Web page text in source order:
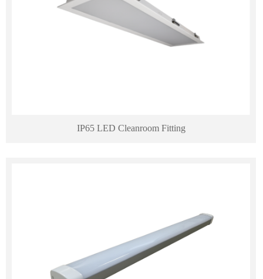
IP65 LED Cleanroom Fitting